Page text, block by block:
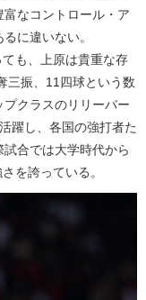
なコントロール・ア
に違いない。
も、上原は貴重な存
三振、11四球という数
クラスのリリーバー
躍し、各国の強打者た
合では大学時代から
を誇っている。